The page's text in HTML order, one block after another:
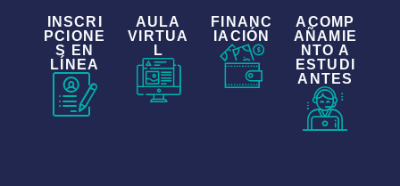
INSCRI
PCIONE
S EN
LÍNEA
AULA
VIRTUA
L
FINANC
IACIÓN
ACOMP
AÑAMIE
NTO A
ESTUDI
ANTES